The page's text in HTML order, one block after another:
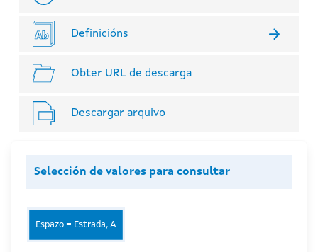
Definicións
Obter URL de descarga
Descargar arquivo
Selección de valores para consultar
Espazo = Estrada, A